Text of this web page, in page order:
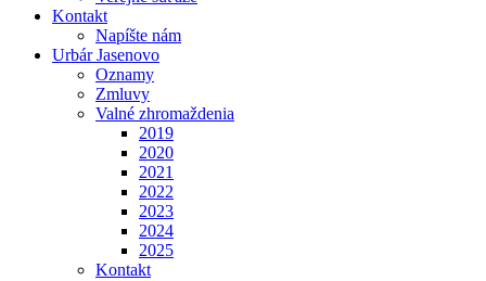
Kontakt
Napíšte nám
Urbár Jasenovo
Oznamy
Zmluvy
Valné zhromaždenia
2019
2020
2021
2022
2023
2024
2025
Kontakt